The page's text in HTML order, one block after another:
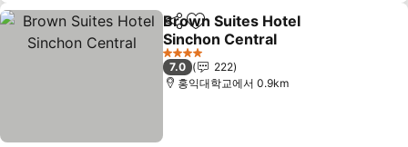
공유 즐겨찾기에 추가
Brown Suites Hotel
Sinchon Central
요금 보기
4 성급
7.0
222
홍익대학교에서 0.9km